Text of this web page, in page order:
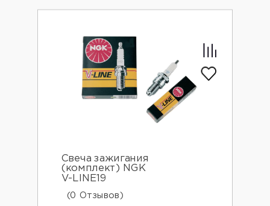
Свеча зажигания
(комплект) NGK
V-LINE19
(0 Отзывов)